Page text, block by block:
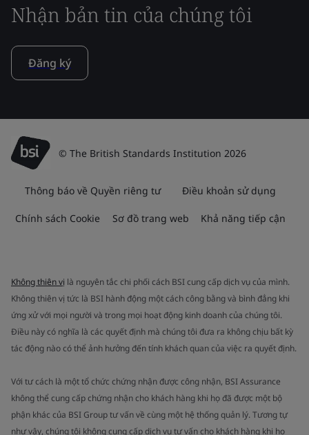
Nhận bản tin của chúng tôi
Đăng ký
© The British Standards Institution 2026
Thông báo về Quyền riêng tư Điều khoản sử dụng
Chính sách Cookie Sơ đồ trang web Khả năng tiếp cận
Không thiên vị là nguyên tắc chi phối cách BSI cung cấp dịch vụ của mình.
Không thiên vị tức là BSI hành động một cách công bằng và bình đẳng khi
ứng xử với mọi người và trong mọi hoạt động kinh doanh của chúng tôi.
Điều này có nghĩa là các quyết định mà chúng tôi đưa ra không chịu bất kỳ
tác động nào có thể ảnh hưởng đến tính khách quan của việc ra quyết định.
Với tư cách là một tổ chức chứng nhận được công nhận, BSI Assurance
không thể cung cấp chứng nhận cho khách hàng khi họ đã được một bộ
phận khác của BSI Group tư vấn về cùng một hệ thống quản lý. Tương tự
như vậy, chúng tôi không cung cấp dịch vụ tư vấn cho khách hàng khi họ